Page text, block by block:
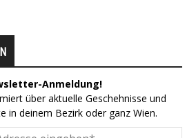
Anmeldung!
über aktuelle Geschehnisse und
in deinem Bezirk oder ganz Wien.